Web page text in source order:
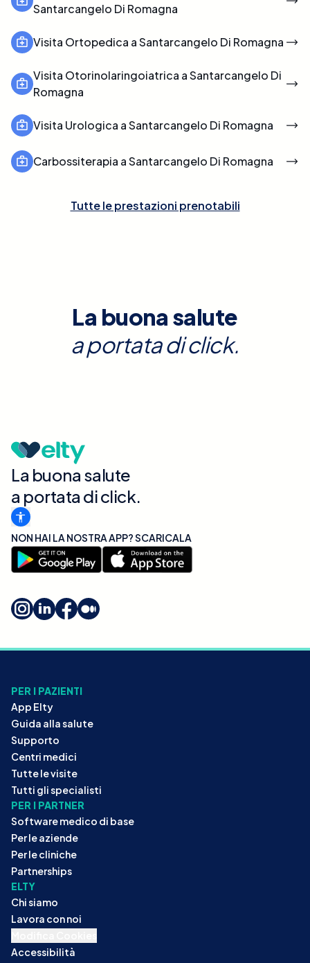
Santarcangelo Di Romagna
Visita Ortopedica a Santarcangelo Di Romagna
Visita Otorinolaringoiatrica a Santarcangelo Di
Romagna
Visita Urologica a Santarcangelo Di Romagna
Carbossiterapia a Santarcangelo Di Romagna
Tutte le prestazioni prenotabili
La buona salute
a portata di click.
La buona salute
a portata di click.
NON HAI LA NOSTRA APP? SCARICALA
PER I PAZIENTI
App Elty
Guida alla salute
Supporto
Centri medici
Tutte le visite
Tutti gli specialisti
PER I PARTNER
Software medico di base
Per le aziende
Per le cliniche
Partnerships
ELTY
Chi siamo
Lavora con noi
Accessibilità